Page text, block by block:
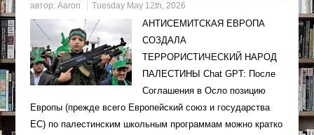
автор: Aaron Tuesday May 12th, 2026
АНТИСЕМИТСКАЯ ЕВРОПА
СОЗДАЛА
ТЕРРОРИСТИЧЕСКИЙ НАРОД
ПАЛЕСТИНЫ Chat GPT: После
Соглашения в Осло позицию
Европы (прежде всего Европейский союз и государства
ЕС) по палестинским школьным программам можно кратко